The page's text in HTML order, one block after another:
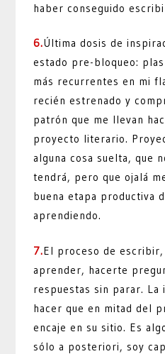
haber conseguido
6.Última dosis de
estado pre-bloqueo:
más recurrentes en mi
recién estrenado y
patrón que me llevan
proyecto literario.
alguna cosa suelta, que
tendrá, pero que ojalá
buena etapa productiva
aprendiendo.
7.El proceso de
aprender, hacerte
respuestas sin parar. La
hacer que en mitad del
encaje en su sitio. Es
sólo a posteriori, soy